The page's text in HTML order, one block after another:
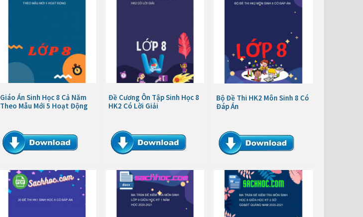
Giáo Án Sinh Học 8 Cả Năm
Theo Mẫu Mới 5 Hoạt Động
Đề Cương Ôn Tập Sinh Học 8
HK2 Có Lời Giải
Bộ Đề Thi HK2 Môn Sinh 8 Có
Đáp Án